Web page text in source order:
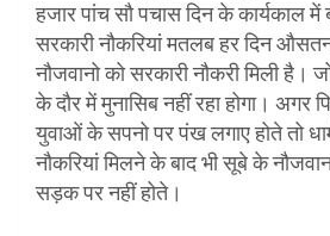
हजार पांच सौ पचास दिन के कार्यकाल में
सरकारी नौकरियां मतलब हर दिन
नौजवानो को सरकारी नौकरी मिली है।
के दौर में मुनासिब नहीं रहा होगा। अगर
युवाओं के सपनो पर पंख लगाए होते तो
नौकरियां मिलने के बाद भी सूबे के
सड़क पर नहीं होते।